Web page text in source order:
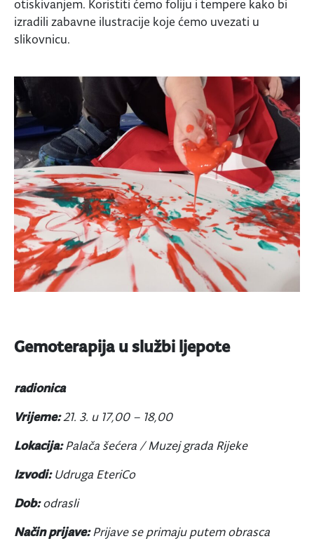
otiskivanjem. Koristiti ćemo foliju i tempere kako bi
izradili zabavne ilustracije koje ćemo uvezati u
slikovnicu.
Gemoterapija u službi ljepote
radionica
Vrijeme:21. 3. u 17,00 – 18,00
Lokacija:Palača šećera / Muzej grada Rijeke
Izvodi:Udruga EteriCo
Dob:odrasli
Način prijave:Prijave se primaju putem obrasca